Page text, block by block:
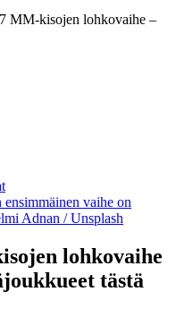
MM-kisojen lohkovaihe –
vaihe on
Adnan / Unsplash
lohkovaihe
tästä